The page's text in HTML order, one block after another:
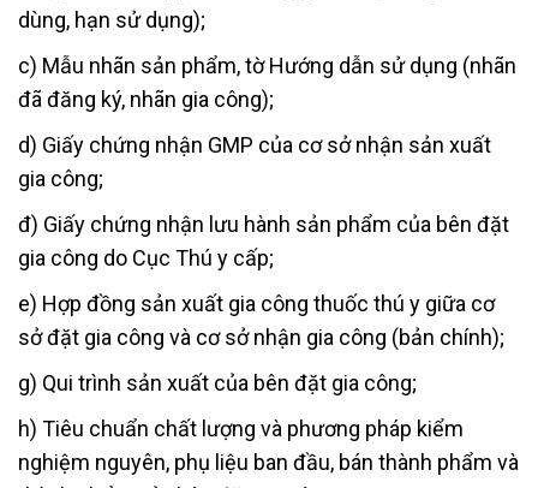
dùng, hạn sử dụng);
c) Mẫu nhãn sản phẩm, tờ Hướng dẫn sử dụng (nhãn
đã đăng ký, nhãn gia công);
d) Giấy chứng nhận GMP của cơ sở nhận sản xuất
gia công;
đ) Giấy chứng nhận lưu hành sản phẩm của bên đặt
gia công do Cục Thú y cấp;
e) Hợp đồng sản xuất gia công thuốc thú y giữa cơ
sở đặt gia công và cơ sở nhận gia công (bản chính);
g) Qui trình sản xuất của bên đặt gia công;
h) Tiêu chuẩn chất lượng và phương pháp kiểm
nghiệm nguyên, phụ liệu ban đầu, bán thành phẩm và